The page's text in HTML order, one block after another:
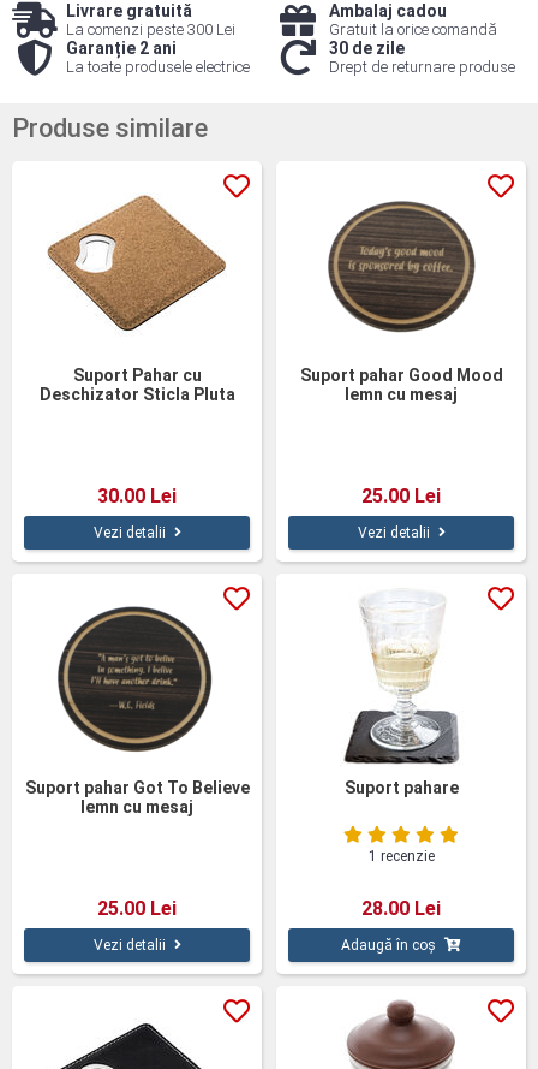
Livrare gratuită
La comenzi peste 300 Lei
Ambalaj cadou
Gratuit la orice comandă
Garanție 2 ani
La toate produsele electrice
30 de zile
Drept de returnare produse
Produse similare
Suport Pahar cu
Deschizator Sticla Pluta
30.00 Lei
Vezi detalii
Suport pahar Good Mood
lemn cu mesaj
25.00 Lei
Vezi detalii
Suport pahar Got To Believe
lemn cu mesaj
25.00 Lei
Vezi detalii
Suport pahare
1 recenzie
28.00 Lei
Adaugă în coș